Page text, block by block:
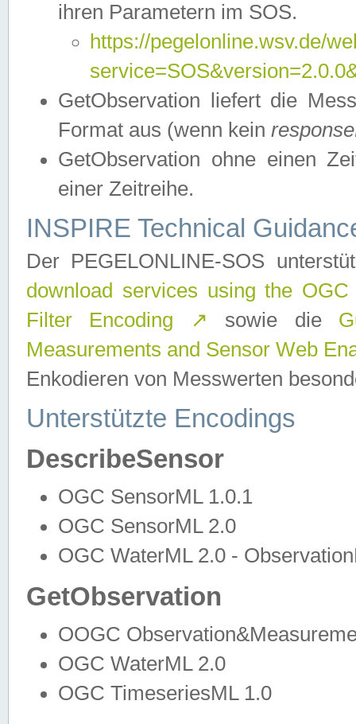
ihren Parametern im SOS.
https://pegelonline.wsv.de/
GetObservation liefert die
Format aus (wenn kein
GetObservation ohne einen
einer Zeitreihe.
INSPIRE Technical
Der PEGELONLINE-SOS
download services using the
Filter Encoding
↗ sowie die
Measurements and Sensor Web
Enkodieren von Messwerten
Unterstützte Encodings
DescribeSensor
OGC SensorML 1.0.1
OGC SensorML 2.0
OGC WaterML 2.0 -
GetObservation
OOGC
OGC WaterML 2.0
OGC TimeseriesML 1.0